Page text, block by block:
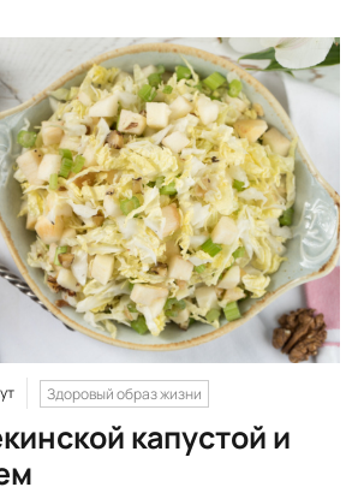
Здоровый образ жизни
капустой и